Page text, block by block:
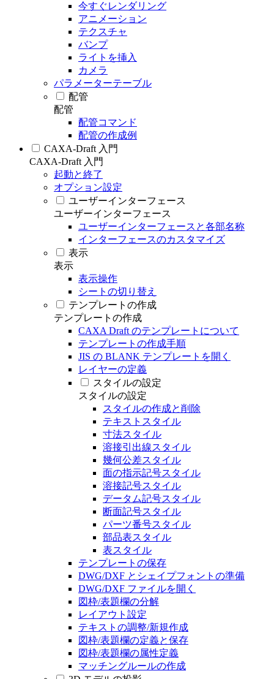
今すぐレンダリング
アニメーション
テクスチャ
バンプ
ライトを挿入
カメラ
パラメーターテーブル
配管
配管
配管コマンド
配管の作成例
CAXA-Draft 入門
CAXA-Draft 入門
起動と終了
オプション設定
ユーザーインターフェース
ユーザーインターフェース
ユーザーインターフェースと各部名称
インターフェースのカスタマイズ
表示
表示
表示操作
シートの切り替え
テンプレートの作成
テンプレートの作成
CAXA Draft のテンプレートについて
テンプレートの作成手順
JIS の BLANK テンプレートを開く
レイヤーの定義
スタイルの設定
スタイルの設定
スタイルの作成と削除
テキストスタイル
寸法スタイル
溶接引出線スタイル
幾何公差スタイル
面の指示記号スタイル
溶接記号スタイル
データム記号スタイル
断面記号スタイル
パーツ番号スタイル
部品表スタイル
表スタイル
テンプレートの保存
DWG/DXF とシェイプフォントの準備
DWG/DXF ファイルを開く
図枠/表題欄の分解
レイアウト設定
テキストの調整/新規作成
図枠/表題欄の定義と保存
図枠/表題欄の属性定義
マッチングルールの作成